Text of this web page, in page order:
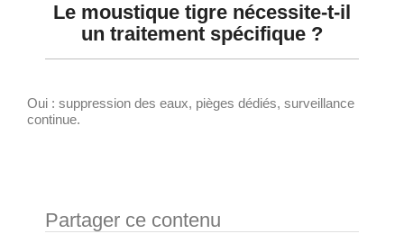
Le moustique tigre nécessite-t-il
un traitement spécifique ?
Oui : suppression des eaux, pièges dédiés, surveillance
continue.
Partager ce contenu